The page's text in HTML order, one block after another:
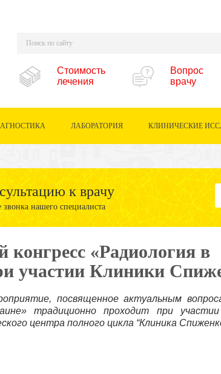
Стоимость
лечения
Вопрос
врачу
ЛАБОРАТОРИЯ КЛИНИЧЕСКИЕ
к врачу
нашего специалиста
«Радиология в
участии Клиники
посвященное актуальным
традиционно проходит при
центра полного цикла “Клиника